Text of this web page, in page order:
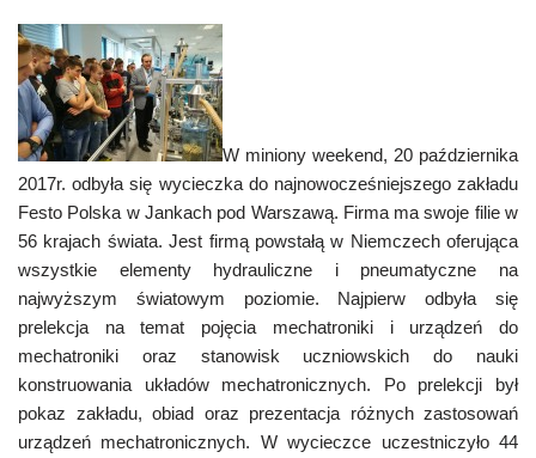
W miniony weekend, 20 października
2017r. odbyła się wycieczka do najnowocześniejszego zakładu
Festo Polska w Jankach pod Warszawą. Firma ma swoje filie w
56 krajach świata. Jest firmą powstałą w Niemczech oferująca
wszystkie elementy hydrauliczne i pneumatyczne na
najwyższym światowym poziomie. Najpierw odbyła się
prelekcja na temat pojęcia mechatroniki i urządzeń do
mechatroniki oraz stanowisk uczniowskich do nauki
konstruowania układów mechatronicznych. Po prelekcji był
pokaz zakładu, obiad oraz prezentacja różnych zastosowań
urządzeń mechatronicznych. W wycieczce uczestniczyło 44